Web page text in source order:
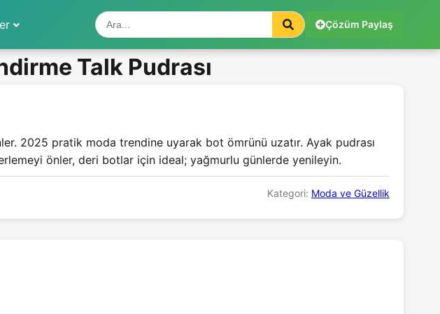
Çözüm Paylaş
Talk Pudrası
2025 pratik moda trendine uyarak bot ömrünü uzatır. Ayak pudrası
önler, deri botlar için ideal; yağmurlu günlerde yenileyin.
Kategori: Moda ve Güzellik